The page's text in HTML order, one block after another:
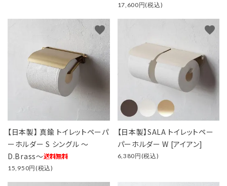
17,600円(税込)
【日本製】 真鍮 トイレットペーパ
ーホルダー S シングル ～
D.Brass～
15,950円(税込)
favorite
【日本製】SALA トイレットペー
パーホルダー W [アイアン]
6,380円(税込)
favorite